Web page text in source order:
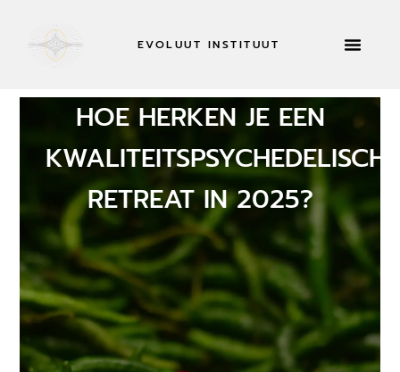
EVOLUUT INSTITUUT
HOE HERKEN JE EEN
KWALITEITSPSYCHEDELISCHE
RETREAT IN 2025?